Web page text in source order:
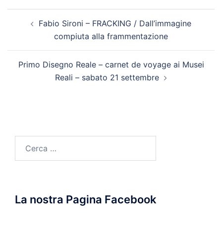
articoloFabio Sironi – FRACKING / Dall’immagine
compiuta alla frammentazione
Primo Disegno Reale – carnet de voyage ai Musei
Reali – sabato 21 settembre
per:
La nostra Pagina Facebook